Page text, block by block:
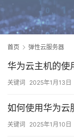
首页 弹性云服务器
华为云主机的使
关键词 2025年1月13日
如何使用华为云
关键词 2025年1月10日